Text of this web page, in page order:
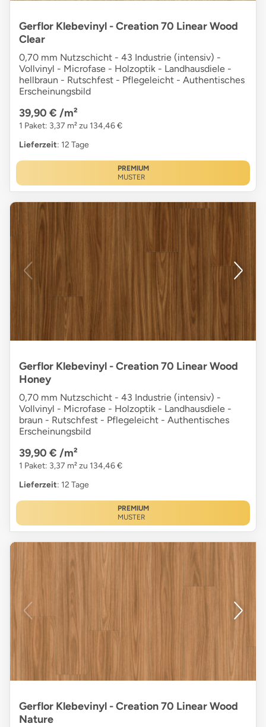
Gerflor Klebevinyl - Creation 70 Linear Wood
Clear
0,70 mm Nutzschicht - 43 Industrie (intensiv) -
Vollvinyl - Microfase - Holzoptik - Landhausdiele -
hellbraun - Rutschfest - Pflegeleicht - Authentisches
Erscheinungsbild
39,90 € /m²
1 Paket: 3,37 m² zu 134,46 €
Lieferzeit: 12 Tage
PREMIUM
MUSTER
Gerflor Klebevinyl - Creation 70 Linear Wood
Honey
0,70 mm Nutzschicht - 43 Industrie (intensiv) -
Vollvinyl - Microfase - Holzoptik - Landhausdiele -
braun - Rutschfest - Pflegeleicht - Authentisches
Erscheinungsbild
39,90 € /m²
1 Paket: 3,37 m² zu 134,46 €
Lieferzeit: 12 Tage
PREMIUM
MUSTER
Gerflor Klebevinyl - Creation 70 Linear Wood
Nature